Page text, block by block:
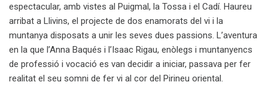
espectacular, amb vistes al Puigmal, la Tossa i el Cadí. Haureu
arribat a Llivins, el projecte de dos enamorats del vi i la
muntanya disposats a unir les seves dues passions. L’aventura
en la que l’Anna Baqués i l’Isaac Rigau, enòlegs i muntanyencs
de professió i vocació es van decidir a iniciar, passava per fer
realitat el seu somni de fer vi al cor del Pirineu oriental.